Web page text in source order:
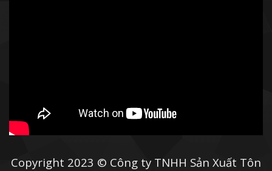
Copyright 2023 © Công ty TNHH Sản Xuất Tôn